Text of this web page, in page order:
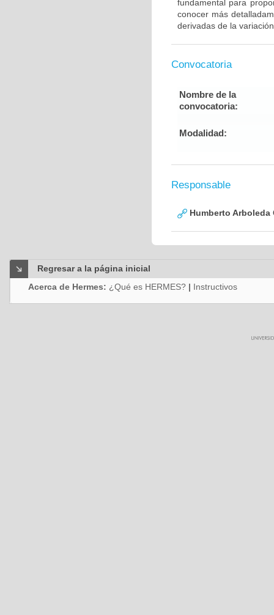
fundamental para
conocer más
derivadas de la
Convocatoria
Nombre de la
convocatoria:
Modalidad:
Responsable
Humberto Arboleda
Regresar a la página inicial
Acerca de Hermes: ¿Qué es HERMES? | Instructivos